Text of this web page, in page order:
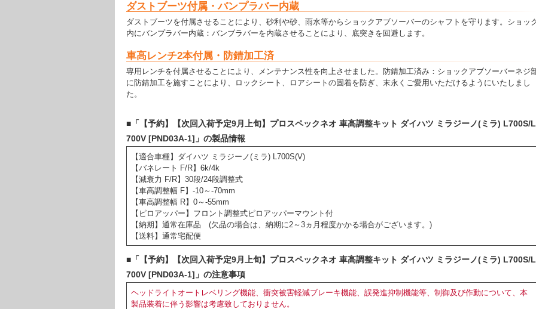
ダストブーツ付属・バンプラバー内蔵
ダストブーツを付属させることにより、砂利や砂、雨水等からショックアブソーバーのシャフトを守ります。ショッ
内にバンプラバー内蔵：バンブラバーを内蔵させることにより、底突きを回避します。
車高レンチ2本付属・防錆加工済
専用レンチを付属させることにより、メンテナンス性を向上させました。防錆加工済み：ショックアブソーバーネジ
に防錆加工を施すことにより、ロックシート、ロアシートの固着を防ぎ、末永くご愛用いただけるようにいたしまし
た。
■「【予約】【次回入荷予定9月上旬】プロスペックネオ 車高調整キット ダイハツ ミラジーノ(ミラ) L700S/L
700V [PND03A-1]」の製品情報
【適合車種】ダイハツ ミラジーノ(ミラ) L700S(V)
【バネレート F/R】6k/4k
【減衰力 F/R】30段/24段調整式
【車高調整幅 F】-10～-70mm
【車高調整幅 R】0～-55mm
【ピロアッパー】フロント調整式ピロアッパーマウント付
【納期】通常在庫品 (欠品の場合は、納期に2～3ヵ月程度かかる場合がございます。)
【送料】通常宅配便
■「【予約】【次回入荷予定9月上旬】プロスペックネオ 車高調整キット ダイハツ ミラジーノ(ミラ) L700S/L
700V [PND03A-1]」の注意事項
ヘッドライトオートレベリング機能、衝突被害軽減ブレーキ機能、誤発進抑制機能等、制御及び作動について、本
製品装着に伴う影響は考慮致しておりません。